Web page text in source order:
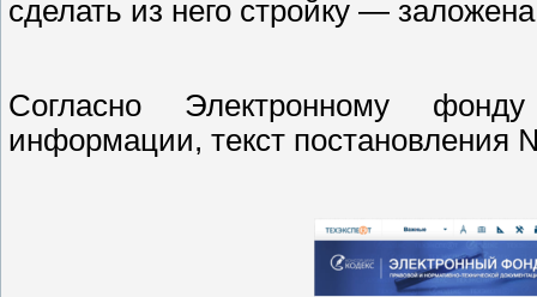
сделать из него стройку —
Согласно Электронному
информации, текст постановления